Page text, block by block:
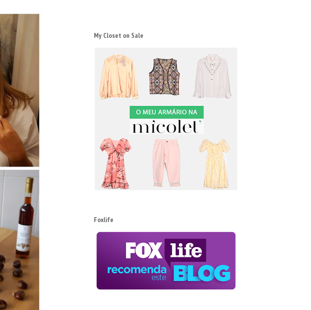
My Closet on Sale
Foxlife